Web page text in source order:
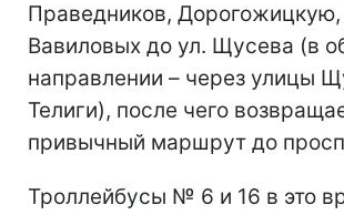
Праведников,
Вавиловых до ул. Щусева (в
направлении – через улицы
Телиги), после чего
привычный маршрут до
Троллейбусы № 6 и 16 в это